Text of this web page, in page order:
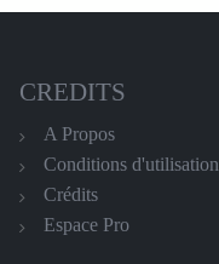
CREDITS
A Propos
Conditions d'utilisation
Crédits
Espace Pro